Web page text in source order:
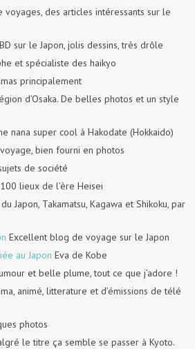
voyages, des articles intéressants sur le
sur le Japon, jolis dessins, très drôle
et spécialiste des haikyo
principalement
d’Osaka. De belles photos et un style
nana super cool à Hakodate (Hokkaido)
bien fourni en photos
de société
lieux de l’ère Heisei
Japon, Takamatsu, Kagawa et Shikoku, par
Excellent blog de voyage sur le Japon
au Japon Eva de Kobe
et belle plume, tout ce que j’adore !
animé, litterature et d’émissions de télé
photos
le titre ça semble se passer à Kyoto.